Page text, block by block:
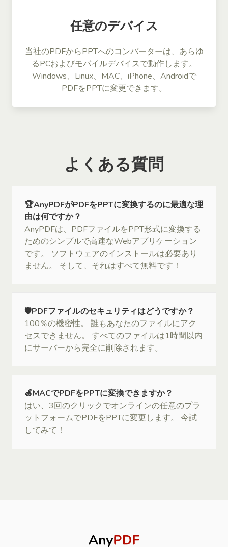
任意のデバイス
当社のPDFからPPTへのコンバーターは、あらゆ
るPCおよびモバイルデバイスで動作します。
Windows、Linux、MAC、iPhone、Androidで
PDFをPPTに変更できます。
よくある質問
🏆AnyPDFがPDFをPPTに変換するのに最適な理
由は何ですか？
AnyPDFは、PDFファイルをPPT形式に変換する
ためのシンプルで高速なWebアプリケーション
です。 ソフトウェアのインストールは必要あり
ません。 そして、それはすべて無料です！
🛡PDFファイルのセキュリティはどうですか？
100％の機密性。 誰もあなたのファイルにアク
セスできません。 すべてのファイルは1時間以内
にサーバーから完全に削除されます。
🍏MACでPDFをPPTに変換できますか？
はい、3回のクリックでオンラインの任意のプラ
ットフォームでPDFをPPTに変更します。 今試
してみて！